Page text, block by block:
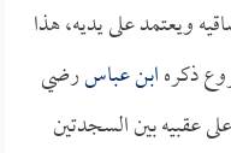
ويعتمد على يديه، هذا
ذكرهابن عباسرضي
عقبيه بين السجدتين